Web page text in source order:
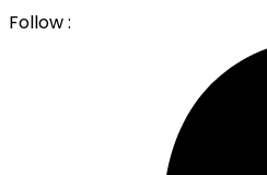
Follow :